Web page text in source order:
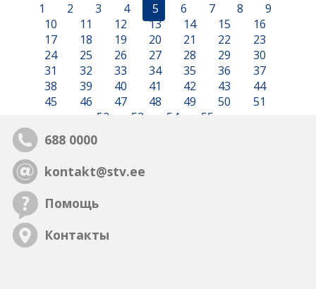
1 2 3 4 5 6 7 8
9
10
11 12 13 14 15
16
17
18 19 20 21 22
23
24
25 26 27 28 29
30
31
32 33 34 35 36
37
38
39 40 41 42 43
44
45
46 47 48 49 50
51
52
53 54 55
688 0000
kontakt@stv.ee
Помощь
Контакты